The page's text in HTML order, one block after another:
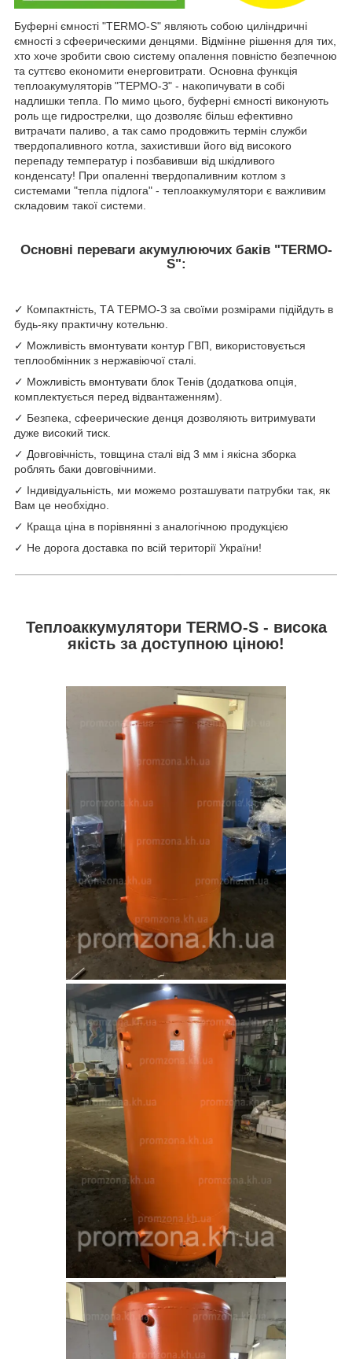
Буферні ємності "TERMO-S" являють собою циліндричні
ємності з сфеерическими денцями. Відмінне рішення для тих,
хто хоче зробити свою систему опалення повністю безпечною
та суттєво економити енерговитрати. Основна функція
теплоакумуляторів "ТЕРМО-З" - накопичувати в собі
надлишки тепла. По мимо цього, буферні ємності виконують
роль ще гидрострелки, що дозволяє більш ефективно
витрачати паливо, а так само продовжить термін служби
твердопаливного котла, захистивши його від високого
перепаду температур і позбавивши від шкідливого
конденсату! При опаленні твердопаливним котлом з
системами "тепла підлога" - теплоаккумулятори є важливим
складовим такої системи.
Основні переваги акумулюючих баків "TERMO-
S":
✓ Компактність, ТА ТЕРМО-З за своїми розмірами підійдуть в
будь-яку практичну котельню.
✓ Можливість вмонтувати контур ГВП, використовується
теплообмінник з нержавіючої сталі.
✓ Можливість вмонтувати блок Тенів (додаткова опція,
комплектується перед відвантаженням).
✓ Безпека, сфеерические денця дозволяють витримувати
дуже високий тиск.
✓ Довговічність, товщина сталі від 3 мм і якісна зборка
роблять баки довговічними.
✓ Індивідуальність, ми можемо розташувати патрубки так, як
Вам це необхідно.
✓ Краща ціна в порівнянні з аналогічною продукцією
✓ Не дорога доставка по всій території України!
Теплоаккумулятори TERMO-S - висока
якість за доступною ціною!